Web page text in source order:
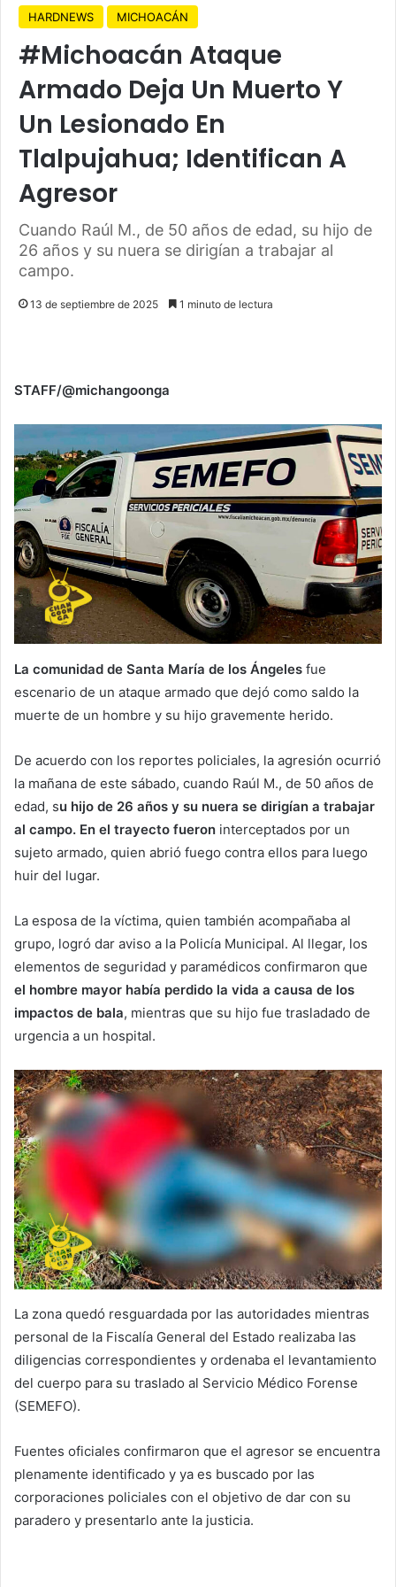
HARDNEWS MICHOACÁN
#Michoacán Ataque
Armado Deja Un Muerto Y
Un Lesionado En
Tlalpujahua; Identifican A
Agresor
Cuando Raúl M., de 50 años de edad, su hijo de
26 años y su nuera se dirigían a trabajar al
campo.
13 de septiembre de 2025 1 minuto de lectura
STAFF/@michangoonga
La comunidad de Santa María de los Ángeles fue
escenario de un ataque armado que dejó como saldo la
muerte de un hombre y su hijo gravemente herido.
De acuerdo con los reportes policiales, la agresión ocurrió
la mañana de este sábado, cuando Raúl M., de 50 años de
edad, su hijo de 26 años y su nuera se dirigían a trabajar
al campo. En el trayecto fueron interceptados por un
sujeto armado, quien abrió fuego contra ellos para luego
huir del lugar.
La esposa de la víctima, quien también acompañaba al
grupo, logró dar aviso a la Policía Municipal. Al llegar, los
elementos de seguridad y paramédicos confirmaron que
el hombre mayor había perdido la vida a causa de los
impactos de bala, mientras que su hijo fue trasladado de
urgencia a un hospital.
La zona quedó resguardada por las autoridades mientras
personal de la Fiscalía General del Estado realizaba las
diligencias correspondientes y ordenaba el levantamiento
del cuerpo para su traslado al Servicio Médico Forense
(SEMEFO).
Fuentes oficiales confirmaron que el agresor se encuentra
plenamente identificado y ya es buscado por las
corporaciones policiales con el objetivo de dar con su
paradero y presentarlo ante la justicia.